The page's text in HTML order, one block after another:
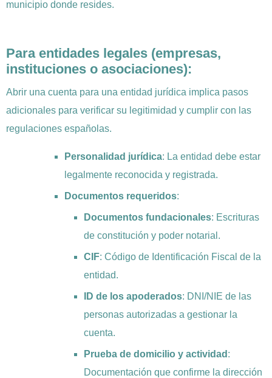
municipio donde resides.
Para entidades legales (empresas,
instituciones o asociaciones):
Abrir una cuenta para una entidad jurídica implica pasos
adicionales para verificar su legitimidad y cumplir con las
regulaciones españolas.
Personalidad jurídica: La entidad debe estar
legalmente reconocida y registrada.
Documentos requeridos:
Documentos fundacionales: Escrituras
de constitución y poder notarial.
CIF: Código de Identificación Fiscal de la
entidad.
ID de los apoderados: DNI/NIE de las
personas autorizadas a gestionar la
cuenta.
Prueba de domicilio y actividad :
Documentación que confirme la dirección